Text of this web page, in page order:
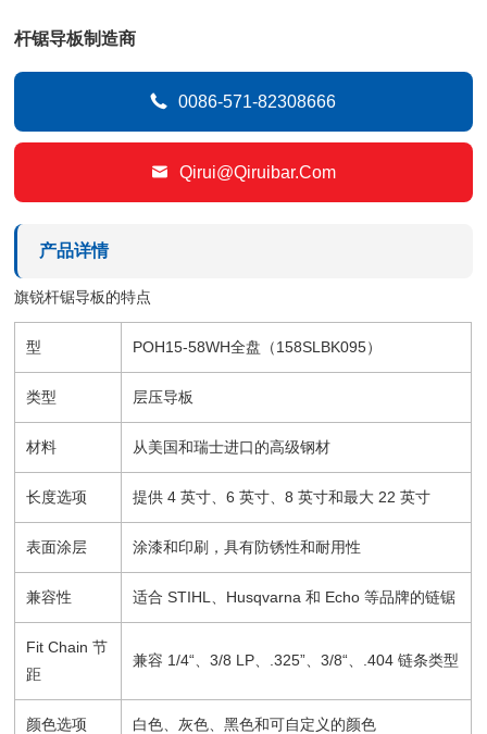
杆锯导板制造商
 0086-571-82308666
 Qirui@qiruibar.com
产品详情
旗锐杆锯导板的特点
型 POH15-58WH全盘（158SLBK095）
类型 层压导板
材料 从美国和瑞士进口的高级钢材
长度选项 提供 4 英寸、6 英寸、8 英寸和最大 22 英寸
表面涂层 涂漆和印刷，具有防锈性和耐用性
兼容性 适合 STIHL、Husqvarna 和 Echo 等品牌的链锯
Fit Chain 节
距
兼容 1/4“、3/8 LP、.325”、3/8“、.404 链条类型
颜色选项 白色、灰色、黑色和可自定义的颜色